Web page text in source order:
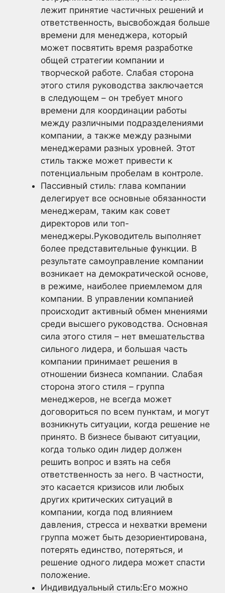
лежит принятие частичных решений и
ответственность, высвобождая больше
времени для менеджера, который
может посвятить время разработке
общей стратегии компании и
творческой работе. Слабая сторона
этого стиля руководства заключается
в следующем – он требует много
времени для координации работы
между различными подразделениями
компании, а также между разными
менеджерами разных уровней. Этот
стиль также может привести к
потенциальным пробелам в контроле.
Пассивный стиль: глава компании
делегирует все основные обязанности
менеджерам, таким как совет
директоров или топ-
менеджеры.Руководитель выполняет
более представительные функции. В
результате самоуправление компании
возникает на демократической основе,
в режиме, наиболее приемлемом для
компании. В управлении компанией
происходит активный обмен мнениями
среди высшего руководства. Основная
сила этого стиля – нет вмешательства
сильного лидера, и большая часть
компании принимает решения в
отношении бизнеса компании. Слабая
сторона этого стиля – группа
менеджеров, не всегда может
договориться по всем пунктам, и могут
возникнуть ситуации, когда решение не
принято. В бизнесе бывают ситуации,
когда только один лидер должен
решить вопрос и взять на себя
ответственность за него. В частности,
это касается кризисов или любых
других критических ситуаций в
компании, когда под влиянием
давления, стресса и нехватки времени
группа может быть дезориентирована,
потерять единство, потеряться, и
решение одного лидера может спасти
положение.
Индивидуальный стиль:Его можно